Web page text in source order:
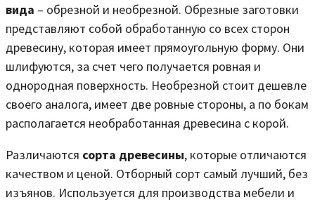
вида – обрезной и необрезной. Обрезные заготовки
представляют собой обработанную со всех сторон
древесину, которая имеет прямоугольную форму. Они
шлифуются, за счет чего получается ровная и
однородная поверхность. Необрезной стоит дешевле
своего аналога, имеет две ровные стороны, а по бокам
располагается необработанная древесина с корой.
Различаются сорта древесины, которые отличаются
качеством и ценой. Отборный сорт самый лучший, без
изъянов. Используется для производства мебели и